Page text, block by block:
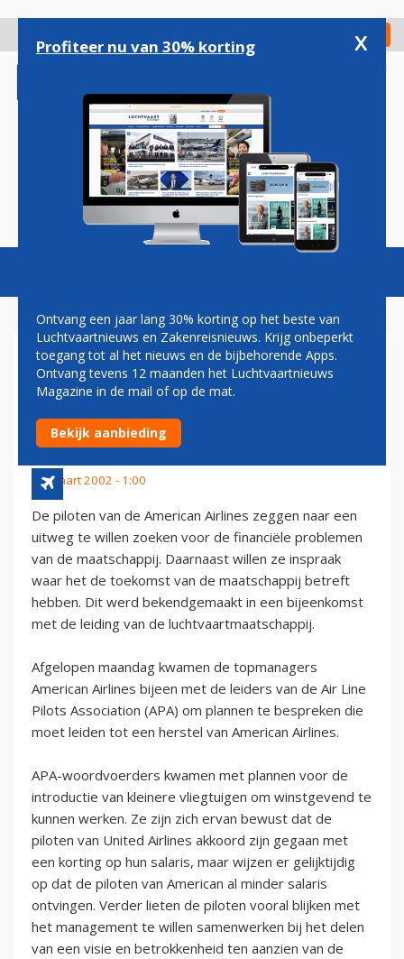
gaan
Check in
Magazine Podcasts Vacatures
PILOTEN AMERICAN AIRLINES
WILLEN INSPRAAK OVER
TOEKOMST MAATSCHAPPIJ
30 maart 2002 - 1:00
De piloten van de American Airlines zeggen naar een
uitweg te willen zoeken voor de financiële problemen
van de maatschappij. Daarnaast willen ze inspraak
waar het de toekomst van de maatschappij betreft
hebben. Dit werd bekendgemaakt in een bijeenkomst
met de leiding van de luchtvaartmaatschappij.
Afgelopen maandag kwamen de topmanagers
American Airlines bijeen met de leiders van de Air Line
Pilots Association (APA) om plannen te bespreken die
moet leiden tot een herstel van American Airlines.
APA-woordvoerders kwamen met plannen voor de
introductie van kleinere vliegtuigen om winstgevend te
kunnen werken. Ze zijn zich ervan bewust dat de
piloten van United Airlines akkoord zijn gegaan met
een korting op hun salaris, maar wijzen er gelijktijdig
op dat de piloten van American al minder salaris
ontvingen. Verder lieten de piloten vooral blijken met
het management te willen samenwerken bij het delen
van een visie en betrokkenheid ten aanzien van de
Profiteer nu van 30% korting x
Ontvang een jaar lang 30% korting op het beste van
Luchtvaartnieuws en Zakenreisnieuws. Krijg onbeperkt
toegang tot al het nieuws en de bijbehorende Apps.
Ontvang tevens 12 maanden het Luchtvaartnieuws
Magazine in de mail of op de mat.
Bekijk aanbieding